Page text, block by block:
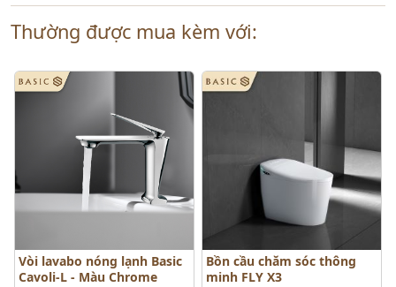
Thường được mua kèm với:
Vòi lavabo nóng lạnh Basic
Cavoli-L - Màu Chrome
Bồn cầu chăm sóc thông
minh FLY X3